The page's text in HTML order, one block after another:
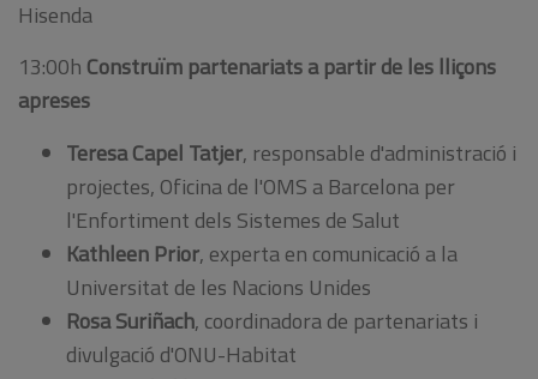
Hisenda
13:00h Construïm partenariats a partir de les lliçons
apreses
Teresa Capel Tatjer, responsable d'administració i
projectes, Oficina de l'OMS a Barcelona per
l'Enfortiment dels Sistemes de Salut
Kathleen Prior, experta en comunicació a la
Universitat de les Nacions Unides
Rosa Suriñach, coordinadora de partenariats i
divulgació d'ONU-Habitat